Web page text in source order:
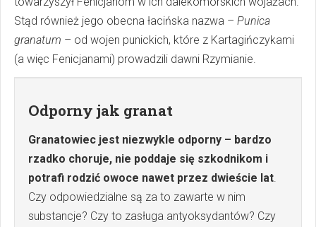
Stąd również jego obecna łacińska nazwa – Punica
granatum – od wojen punickich, które z Kartagińczykami
(a więc Fenicjanami) prowadzili dawni Rzymianie.
Odporny jak granat
Granatowiec jest niezwykle odporny – bardzo
rzadko choruje, nie poddaje się szkodnikom i
potrafi rodzić owoce nawet przez dwieście lat
Czy odpowiedzialne są za to zawarte w nim
substancje? Czy to zasługa antyoksydantów? Czy